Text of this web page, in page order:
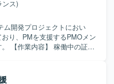
る方を歓迎いたします。 既
ングに前向きに取り組める
貫して携わることができ、
んでいただけます。
を用いたサーバーサイド
ンス)
ム開発プロジェクトにおい
り、PMを支援するPMOメン
券
定例会議の準備、会議日程